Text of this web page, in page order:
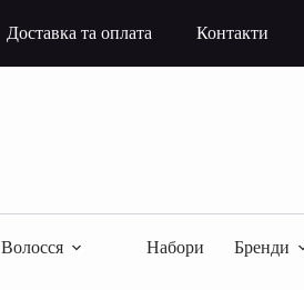
Доставка та оплата Контакти
Волосся Набори Бренди